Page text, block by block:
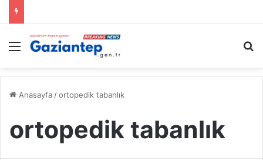
Menü
Anasayfa /ortopedik tabanlık
ortopedik tabanlık